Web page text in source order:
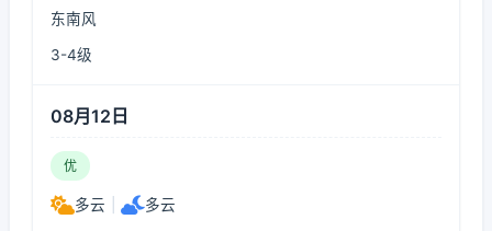
东南风
3-4级
08月12日
优
多云 多云